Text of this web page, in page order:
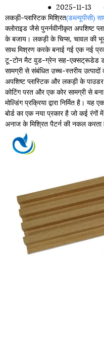
● 2025-11-13
लकड़ी-प्लास्टिक मिश्रित(डब्ल्यूपीसी)
क्लोराइड जैसे पुनर्नवीनीकृत अपशिष्ट
के बजाय। लकड़ी के चिप्स, चावल की
साथ मिश्रण करके बनाई गई एक नई
टू-टोन मैट वुड-ग्रेन सह-एक्सट्रूडेड
सामग्री से संबंधित उच्च-स्तरीय
अपशिष्ट प्लास्टिक और लकड़ी के पाउडर
कोटिंग परत और एक कोर सामग्री से
मोल्डिंग प्रक्रिया द्वारा निर्मित है।
बोर्ड का एक नया प्रकार है जो कई
अनाज के मिश्रित पैटर्न की नकल करता